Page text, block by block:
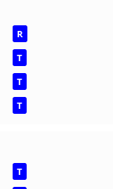
R
T
T
T
T